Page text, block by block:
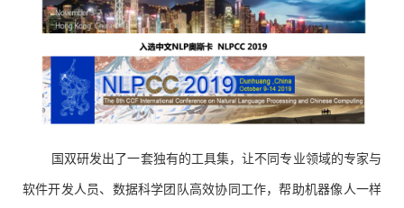
国双研发出了一套独有的工具集，让不同专业领域的专家与
软件开发人员、数据科学团队高效协同工作，帮助机器像人一样